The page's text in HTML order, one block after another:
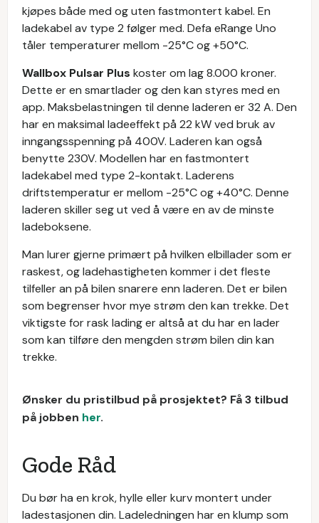
kjøpes både med og uten fastmontert kabel. En
ladekabel av type 2 følger med. Defa eRange Uno
tåler temperaturer mellom -25°C og +50°C.
Wallbox Pulsar Plus koster om lag 8.000 kroner.
Dette er en smartlader og den kan styres med en
app. Maksbelastningen til denne laderen er 32 A. Den
har en maksimal ladeeffekt på 22 kW ved bruk av
inngangsspenning på 400V. Laderen kan også
benytte 230V. Modellen har en fastmontert
ladekabel med type 2-kontakt. Laderens
driftstemperatur er mellom -25°C og +40°C. Denne
laderen skiller seg ut ved å være en av de minste
ladeboksene.
Man lurer gjerne primært på hvilken elbillader som er
raskest, og ladehastigheten kommer i det fleste
tilfeller an på bilen snarere enn laderen. Det er bilen
som begrenser hvor mye strøm den kan trekke. Det
viktigste for rask lading er altså at du har en lader
som kan tilføre den mengden strøm bilen din kan
trekke.
Ønsker du pristilbud på prosjektet? Få 3 tilbud
på jobben her.
Gode Råd
Du bør ha en krok, hylle eller kurv montert under
ladestasjonen din. Ladeledningen har en klump som